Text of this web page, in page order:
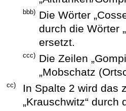
bbb) Die Wörter
durch die Wörter
ersetzt.
ccc) Die Zeilen
„Mobschatz
cc)
In Spalte 2 wird das
„Krauschwitz“ durch